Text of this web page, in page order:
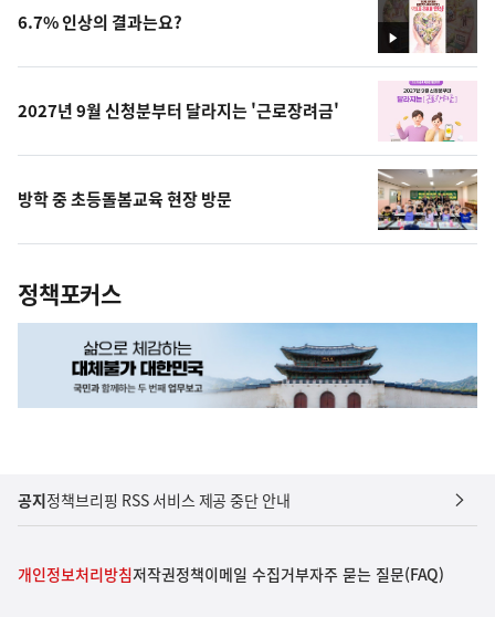
영
상
6.7% 인상의 결과는요?
2027년 9월 신청분부터 달라지는 '근로장려금'
방학 중 초등돌봄교육 현장 방문
정책포커스
공지정책브리핑 RSS 서비스 제공 중단 안내
개인정보처리방침저작권정책이메일 수집거부자주 묻는 질문(FAQ)